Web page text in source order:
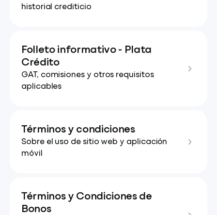
historial crediticio
Folleto informativo - Plata
Crédito
GAT, comisiones y otros requisitos
aplicables
Términos y condiciones
Sobre el uso de sitio web y aplicación
móvil
Términos y Condiciones de
Bonos